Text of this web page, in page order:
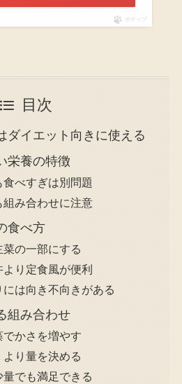
ポチップ
目次
ダイエット向きに使える
栄養の特徴
べすぎは別問題
組み合わせに注意
食べ方
菜の一部にする
より定食風が便利
には向き不向きがある
組み合わせ
でかさを増やす
より量を決める
でも満足できる